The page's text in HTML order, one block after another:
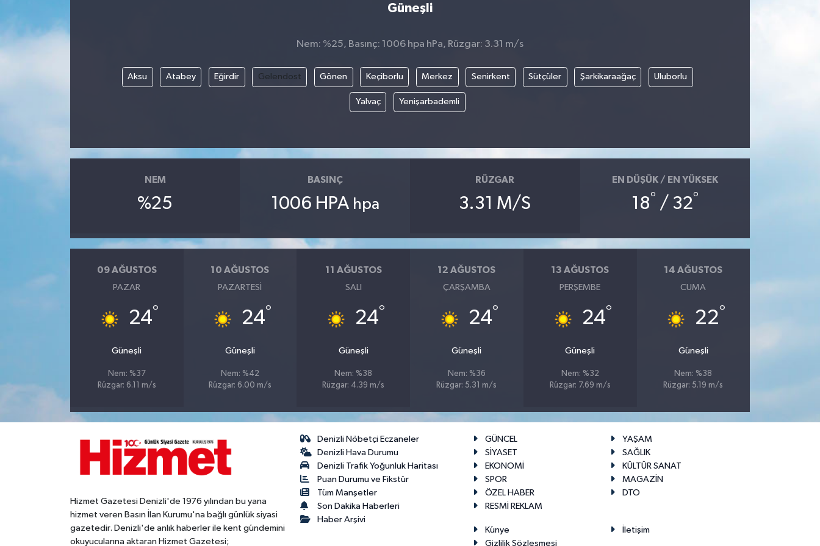
Güneşli
Nem: %25, Basınç: 1006 hpa hPa, Rüzgar: 3.31 m/s
Aksu Atabey Eğirdir Gelendost Gönen Keçiborlu Merkez Senirkent Sütçüler Şarkikaraağaç Uluborlu
Yalvaç Yenişarbademli
NEM
%25
BASINÇ
1006 HPA hpa
RÜZGAR
3.31 M/S
EN DÜŞÜK / EN YÜKSEK
18° / 32°
09 AĞUSTOS
PAZAR
24°
Güneşli
Nem: %37
Rüzgar: 6.11 m/s
10 AĞUSTOS
PAZARTESI
24°
Güneşli
Nem: %42
Rüzgar: 6.00 m/s
11 AĞUSTOS
SALI
24°
Güneşli
Nem: %38
Rüzgar: 4.39 m/s
12 AĞUSTOS
ÇARŞAMBA
24°
Güneşli
Nem: %36
Rüzgar: 5.31 m/s
13 AĞUSTOS
PERŞEMBE
24°
Güneşli
Nem: %32
Rüzgar: 7.69 m/s
14 AĞUSTOS
CUMA
22°
Güneşli
Nem: %38
Rüzgar: 5.19 m/s
Hizmet Gazetesi Denizli'de 1976 yılından bu yana
hizmet veren Basın İlan Kurumu'na bağlı günlük siyasi
gazetedir. Denizli'de anlık haberler ile kent gündemini
okuyucularına aktaran Hizmet Gazetesi;
Denizli Nöbetçi Eczaneler
Denizli Hava Durumu
Denizli Trafik Yoğunluk Haritası
Puan Durumu ve Fikstür
Tüm Manşetler
Son Dakika Haberleri
Haber Arşivi
GÜNCEL
YAŞAM
SİYASET
SAĞLIK
EKONOMİ
KÜLTÜR SANAT
SPOR
MAGAZİN
ÖZEL HABER
DTO
RESMİ REKLAM
Künye
İletişim
Gizlilik Sözleşmesi
ÖZEL HABER